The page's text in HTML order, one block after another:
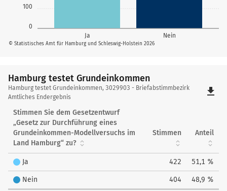
0
100
Ja Nein
© Statistisches Amt für Hamburg und Schleswig-Holstein 2026
Hamburg testet Grundeinkommen
Hamburg
testet
Grundeinkommen
Hamburg testet Grundeinkommen, 3029903 - Briefabstimmbezirk
Amtliches Endergebnis
file_download
Stimmen Sie dem Gesetzentwurf
„Gesetz zur Durchführung eines
Grundeinkommen-Modellversuchs im
Land Hamburg“ zu?
Stimmen Anteil
Ja 422 51,1 %
Nein 404 48,9 %